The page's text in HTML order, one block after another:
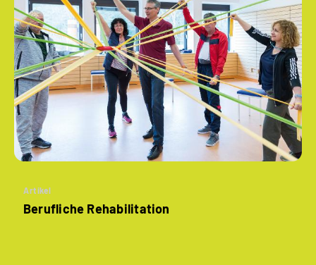
Artikel
Berufliche Rehabilitation